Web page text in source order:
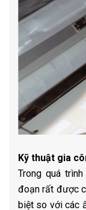
Kỹ thuật gia
Trong quá
đoạn rất được
biệt so với các